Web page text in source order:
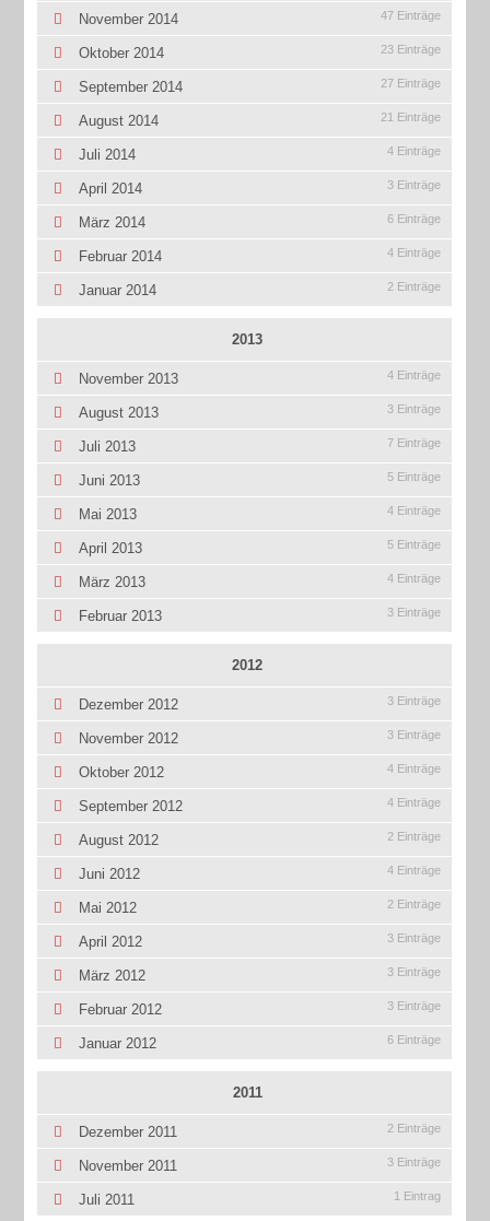
November 2014 47 Einträge
Oktober 2014 23 Einträge
September 2014 27 Einträge
August 2014 21 Einträge
Juli 2014 4 Einträge
April 2014 3 Einträge
März 2014 6 Einträge
Februar 2014 4 Einträge
Januar 2014 2 Einträge
2013
November 2013 4 Einträge
August 2013 3 Einträge
Juli 2013 7 Einträge
Juni 2013 5 Einträge
Mai 2013 4 Einträge
April 2013 5 Einträge
März 2013 4 Einträge
Februar 2013 3 Einträge
2012
Dezember 2012 3 Einträge
November 2012 3 Einträge
Oktober 2012 4 Einträge
September 2012 4 Einträge
August 2012 2 Einträge
Juni 2012 4 Einträge
Mai 2012 2 Einträge
April 2012 3 Einträge
März 2012 3 Einträge
Februar 2012 3 Einträge
Januar 2012 6 Einträge
2011
Dezember 2011 2 Einträge
November 2011 3 Einträge
Juli 2011 1 Eintrag